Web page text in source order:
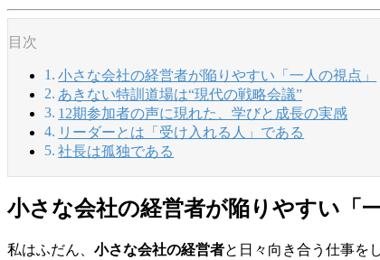
目次
小さな会社の経営者が陥りやすい「一人の視点」
あきない特訓道場は“現代の戦略会議”
12期参加者の声に現れた、学びと成長の実感
リーダーとは「受け入れる人」である
社長は孤独である
小さな会社の経営者が陥りやすい「
私はふだん、 小さな会社の経営者と日々向き合う仕事を